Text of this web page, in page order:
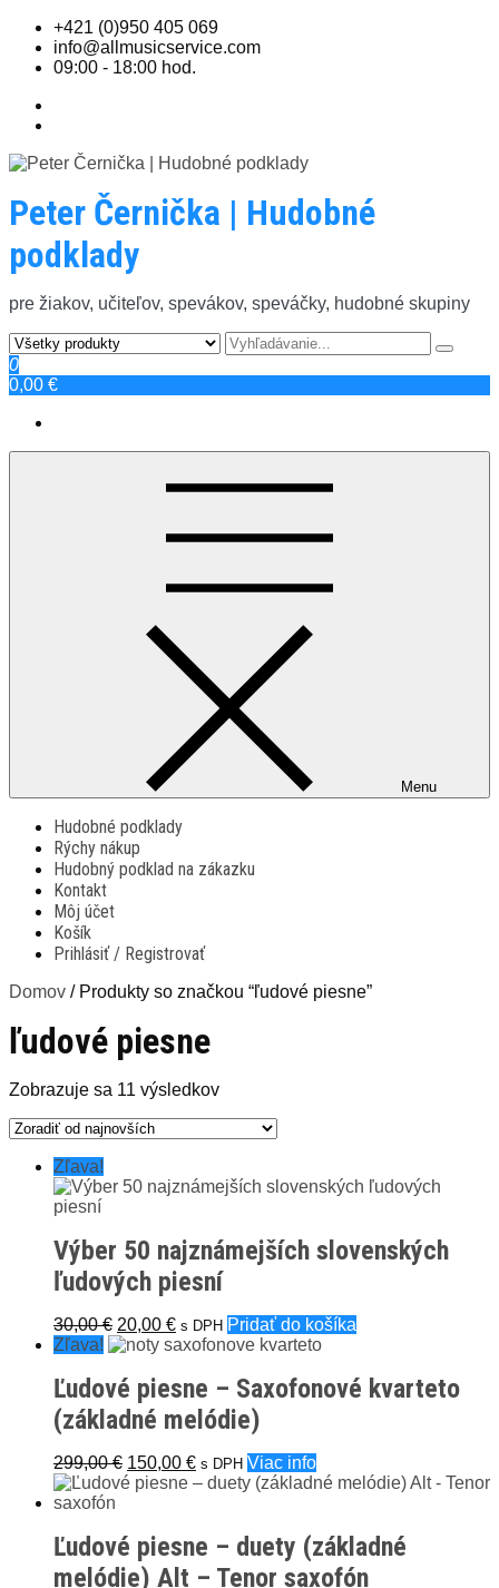
Skip
content
+421 (0)950 405 069
info@allmusicservice.com
09:00 - 18:00 hod.
Peter Černička | Hudobné
podklady
pre žiakov, učiteľov, spevákov, speváčky, hudobné skupiny
0
0,00 €
Menu
Hudobné podklady
Rýchy nákup
Hudobný podklad na zákazku
Kontakt
Môj účet
Košík
Prihlásiť / Registrovať
Domov / Produkty so značkou “ľudové piesne”
ľudové piesne
Zobrazuje sa 11 výsledkovZoradené
najnovších
Zľava!
Výber 50 najznámejších slovenských
ľudových piesní
30,00€ Pôvodná
cena
30,00 €.
20,00 €Aktuálna
cena
20,00 €.
s DPH Pridať do košíka
Zľava!
Ľudové piesne – Saxofonové kvarteto
(základné melódie)
299,00€ Pôvodná
cena
150,00 €Aktuálna
cena
s DPH Viac info
Ľudové piesne – duety (základné
melódie) Alt – Tenor saxofón